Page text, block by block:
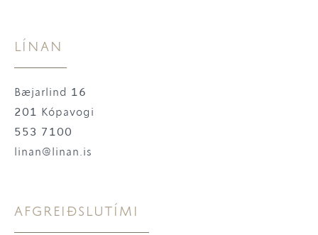
LÍNAN
Bæjarlind 16
201 Kópavogi
553 7100
linan@linan.is
AFGREIÐSLUTÍMI